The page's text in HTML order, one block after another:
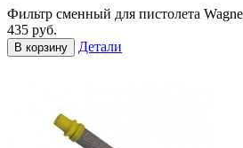
Фильтр сменный для пистолета
435 руб.
В корзину Детали